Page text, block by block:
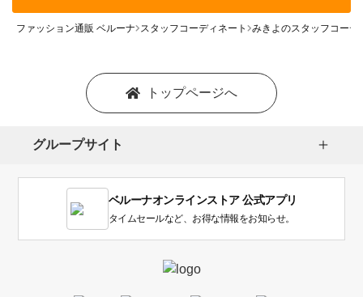
ファッション通販 ベルーナ スタッフコーディネート みきよのスタッフコーデ
トップページへ
グループサイト
ベルーナオンラインストア 公式アプリ
タイムセールなど、お得な情報をお知らせ。